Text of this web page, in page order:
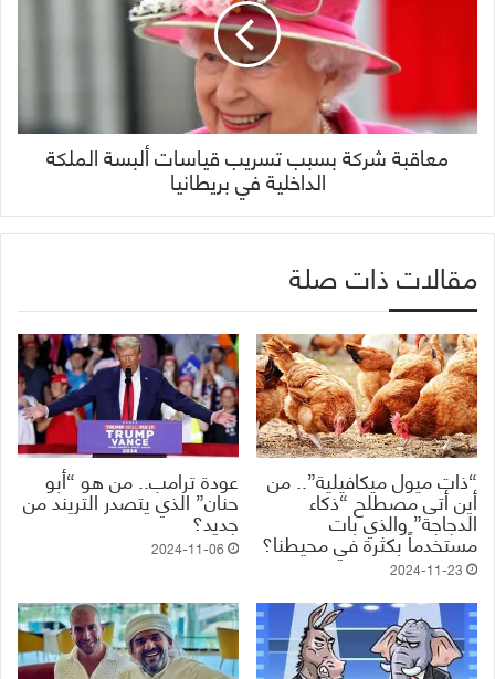
معاقبة شركة بسبب تسريب قياسات ألبسة الملكة
الداخلية في بريطانيا
مقالات ذات صلة
“ذات ميول ميكافيلية”.. من
أين أتى مصطلح “ذكاء
الدجاجة” والذي بات
مستخدماً بكثرة في محيطنا؟
2024-11-23
عودة ترامب.. من هو “أبو
حنان” الذي يتصدر التريند من
جديد؟
2024-11-06